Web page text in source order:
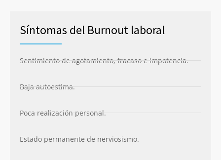
Síntomas del Burnout laboral
Sentimiento de agotamiento, fracaso e impotencia.
Baja autoestima.
Poca realización personal.
Estado permanente de nerviosismo.